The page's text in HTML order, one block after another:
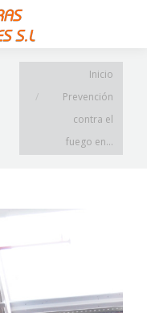
Inicio
Prevención
contra el
fuego en…